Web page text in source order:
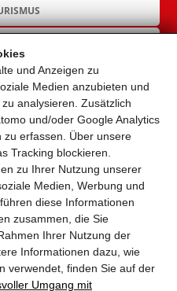
und Anzeigen zu
Medien anzubieten und
analysieren. Zusätzlich
und/oder Google Analytics
erfassen. Über unsere
Tracking blockieren.
zu Ihrer Nutzung unserer
Medien, Werbung und
diese Informationen
zusammen, die Sie
Ihrer Nutzung der
Informationen dazu, wie
verwendet, finden Sie auf der
Umgang mit